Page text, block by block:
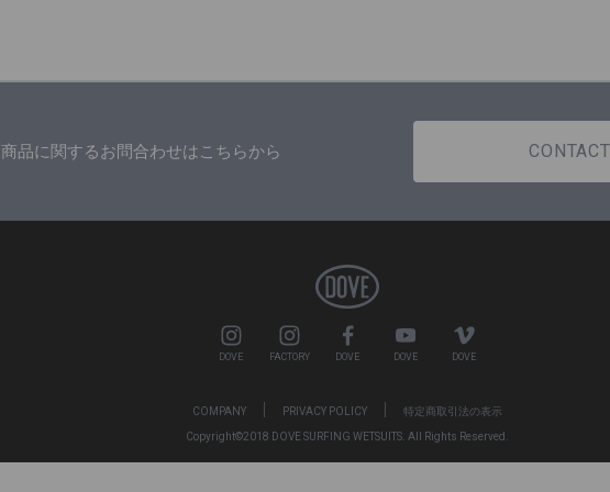
商品に関するお問合わせはこちらから
DOVE FACTORY DOVE DOVE DOVE
COMPANY PRIVACY POLICY 特定商取引法の表示
Copyright©2018 DOVE SURFING WETSUITS. All Rights Reserved.